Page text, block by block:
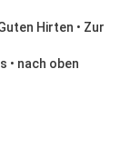
Hirten • Zur
• nach oben